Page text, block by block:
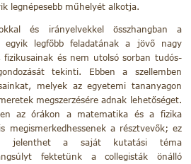
legnépesebb műhelyét alkotja.
és irányelvekkel összhangban a
egyik legfőbb feladatának a jövő nagy
és nem utolsó sorban tudós-
tekinti. Ebben a szellemben
melyek az egyetemi tananyagon
megszerzésére adnak lehetőséget.
az órákon a matematika és a fizika
megismerkedhessenek a résztvevők; ez
jelenthet a saját kutatási téma
fektetünk a collegisták önálló